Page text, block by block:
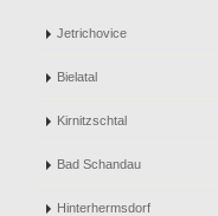
Jetrichovice
Bielatal
Kirnitzschtal
Bad Schandau
Hinterhermsdorf